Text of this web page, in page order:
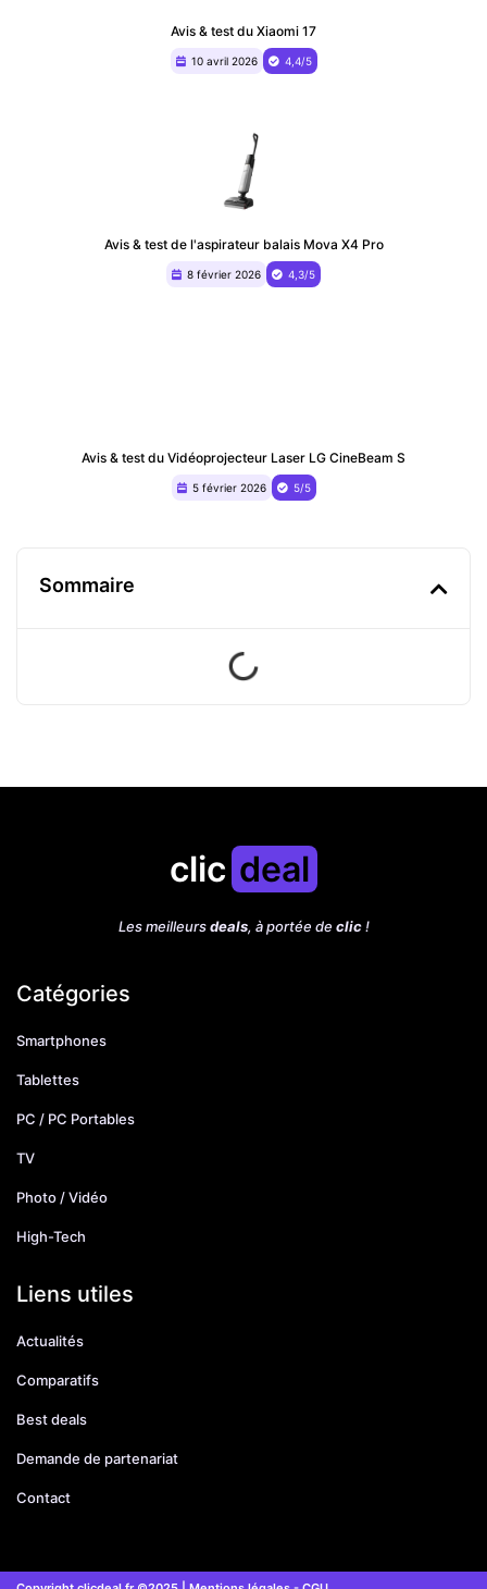
Avis & test du Xiaomi 17
10 avril 2026 4,4/5
Avis & test de l'aspirateur balais Mova X4 Pro
8 février 2026 4,3/5
Avis & test du ‎Vidéoprojecteur Laser LG CineBeam S
5 février 2026 5/5
Sommaire
clic deal
Les meilleursdeals, à portée de clic!
Catégories
Smartphones
Tablettes
PC / PC Portables
TV
Photo / Vidéo
High-Tech
Liens utiles
Actualités
Comparatifs
Best deals
Demande de partenariat
Contact